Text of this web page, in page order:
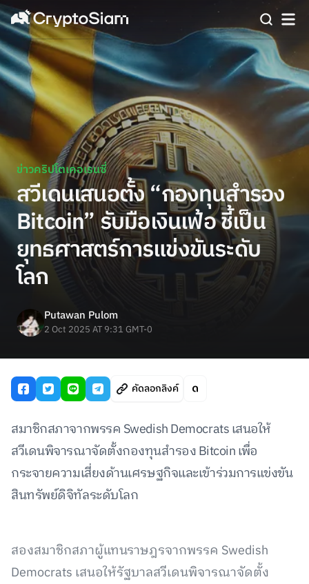
ข่าวคริปโตเคอเรนซี่
สวีเดนเสนอตั้ง “กองทุนสำรอง
Bitcoin” รับมือเงินเฟ้อ ชี้เป็น
ยุทธศาสตร์การแข่งขันระดับ
โลก
Putawan Pulom
2 Oct 2025 AT 9:31 GMT-0
คัดลอกลิงค์
สมาชิกสภาจากพรรค Swedish Democrats เสนอให้
สวีเดนพิจารณาจัดตั้งกองทุนสำรอง Bitcoin เพื่อ
กระจายความเสี่ยงด้านเศรษฐกิจและเข้าร่วมการแข่งขัน
สินทรัพย์ดิจิทัลระดับโลก
สองสมาชิกสภาผู้แทนราษฎรจากพรรค Swedish
Democrats เสนอให้รัฐบาลสวีเดนพิจารณาจัดตั้ง